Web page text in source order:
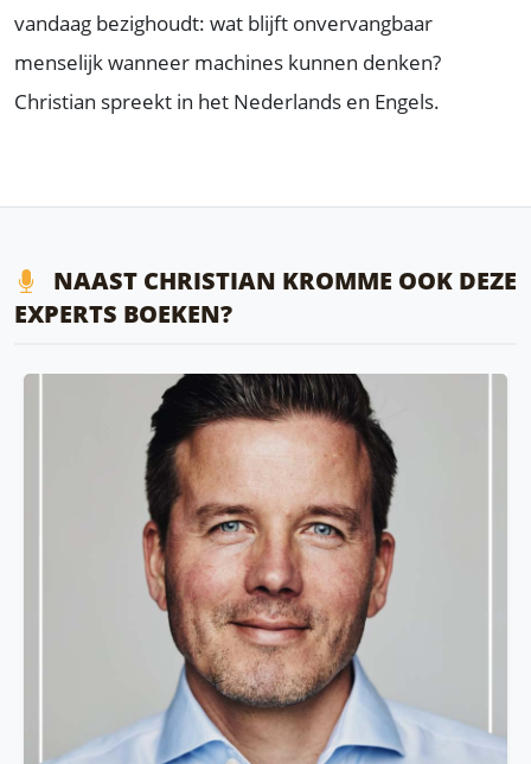
vandaag bezighoudt: wat blijft onvervangbaar
menselijk wanneer machines kunnen denken?
Christian spreekt in het Nederlands en Engels.
NAAST CHRISTIAN KROMME OOK DEZE
EXPERTS BOEKEN?